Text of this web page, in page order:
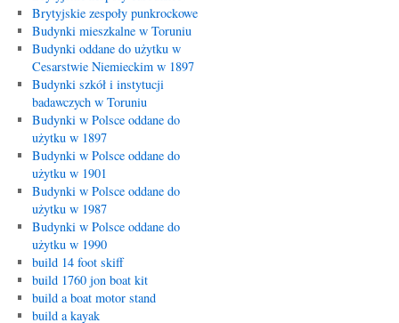
Brytyjskie zespoły punkrockowe
Budynki mieszkalne w Toruniu
Budynki oddane do użytku w
Cesarstwie Niemieckim w 1897
Budynki szkół i instytucji
badawczych w Toruniu
Budynki w Polsce oddane do
użytku w 1897
Budynki w Polsce oddane do
użytku w 1901
Budynki w Polsce oddane do
użytku w 1987
Budynki w Polsce oddane do
użytku w 1990
build 14 foot skiff
build 1760 jon boat kit
build a boat motor stand
build a kayak